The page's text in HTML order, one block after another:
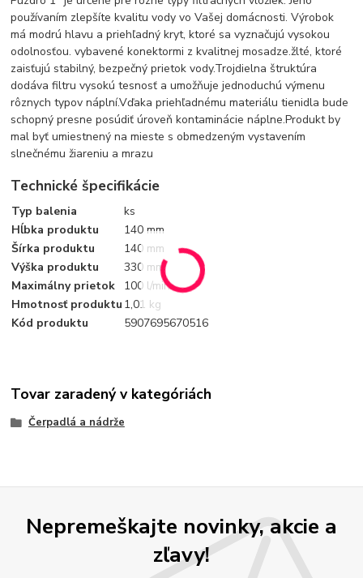
používaním zlepšíte kvalitu vody vo Vašej domácnosti. Výrobok
má modrú hlavu a priehľadný kryt, ktoré sa vyznačujú vysokou
odolnosťou. vybavené konektormi z kvalitnej mosadze.žlté, ktoré
zaisťujú stabilný, bezpečný prietok vody.Trojdielna štruktúra
dodáva filtru vysokú tesnosť a umožňuje jednoduchú výmenu
rôznych typov náplní.Vďaka priehľadnému materiálu tienidla bude
schopný presne posúdiť úroveň kontaminácie náplne.Produkt by
mal byť umiestnený na mieste s obmedzeným vystavením
slnečnému žiareniu a mrazu
Technické špecifikácie
Typ balenia
ks
Hĺbka produktu
140 mm
Šírka produktu
140 mm
Výška produktu
330 mm
Maximálny prietok
100 l/min
Hmotnosť produktu 1,01 kg
Kód produktu
5907695670516
Tovar zaradený v kategóriách
Čerpadlá a nádrže
Nepremeškajte novinky, akcie a
zľavy!